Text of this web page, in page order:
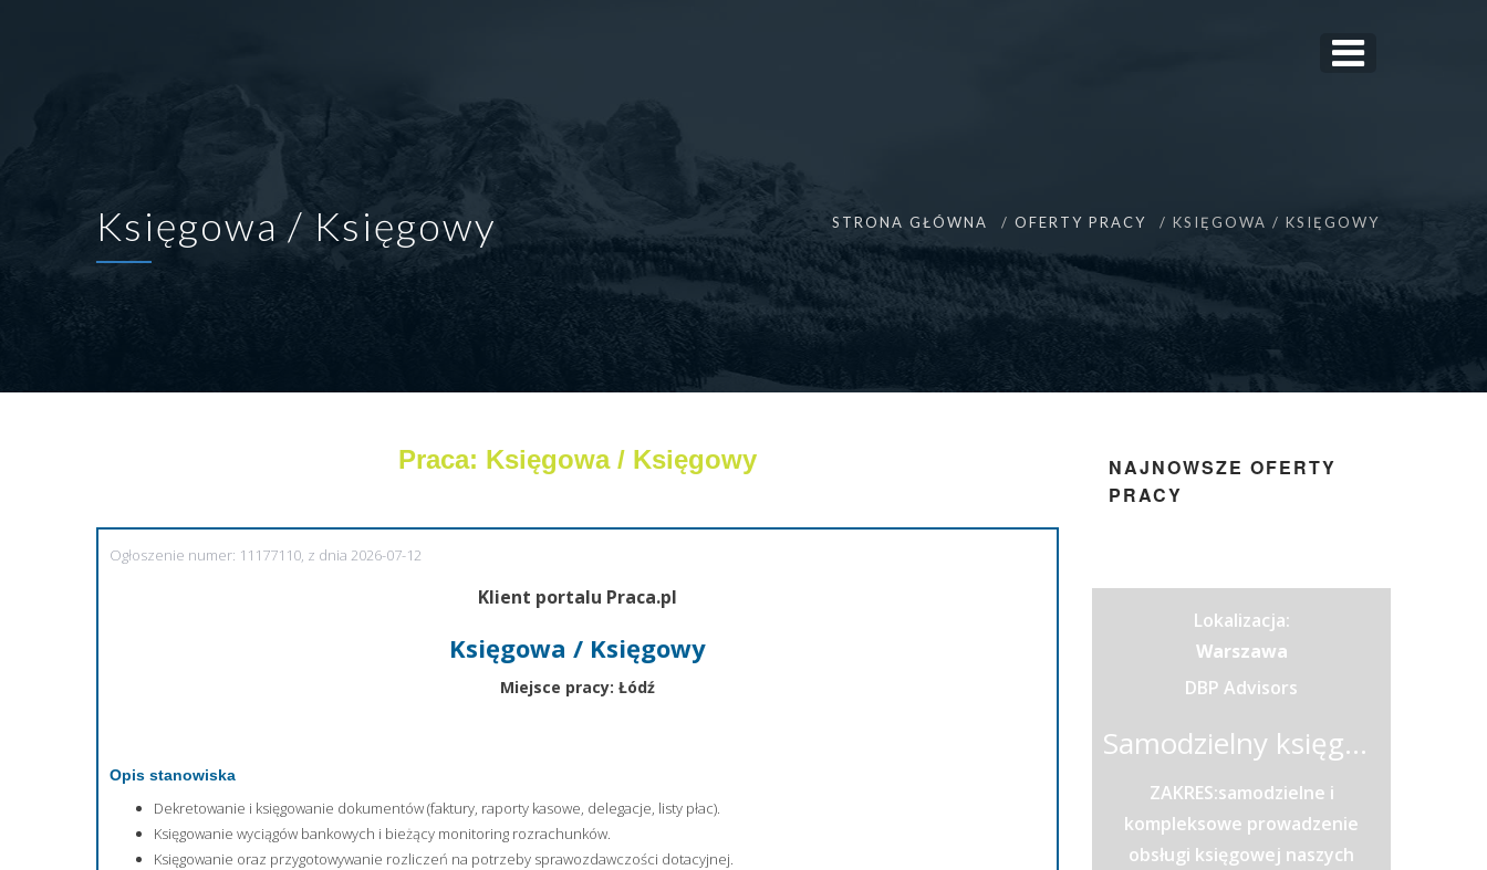
Księgowa / Księgowy STRONA GŁÓWNA OFERTY PRACY KSIĘGOWA / KSIĘGOWY
Praca: Księgowa / Księgowy
Ogłoszenie numer: 11177110, z dnia 2026-07-12
Klient portalu Praca.pl
Księgowa / Księgowy
Miejsce pracy: Łódź
Opis stanowiska
Dekretowanie i księgowanie dokumentów (faktury, raporty kasowe, delegacje, listy płac).
Księgowanie wyciągów bankowych i bieżący monitoring rozrachunków.
Księgowanie oraz przygotowywanie rozliczeń na potrzeby sprawozdawczości dotacyjnej.
NAJNOWSZE OFERTY
PRACY
Lokalizacja:
Warszawa
DBP Advisors
Samodzielny księgowy / Samodzielna księgowa ze znajomością jęz. angielskiego
ZAKRES:samodzielne i
kompleksowe prowadzenie
obsługi księgowej naszych